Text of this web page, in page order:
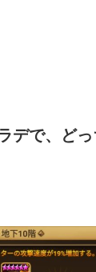
デで、ど